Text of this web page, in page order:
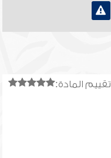
تقييم المادة: